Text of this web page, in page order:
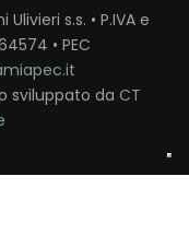
s.s. • P.IVA e
• PEC
sviluppato da CT